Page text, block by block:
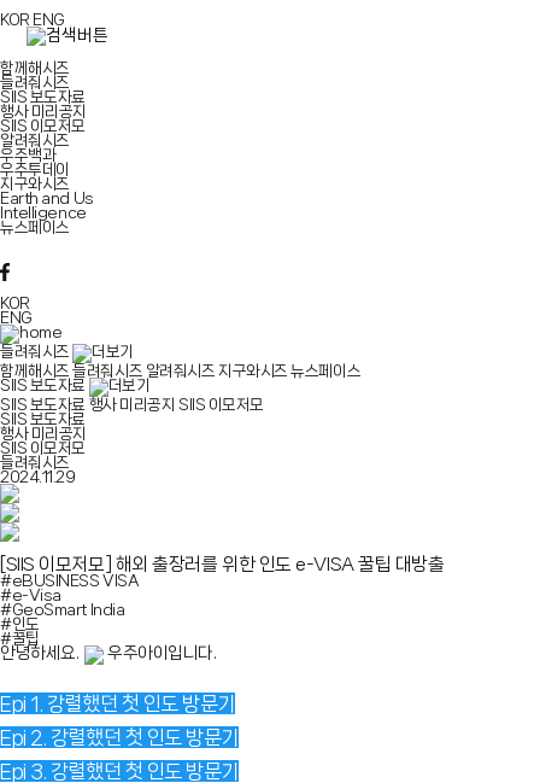
KOR ENG
함께해시즈
들려줘시즈
SIIS 보도자료
행사 미리공지
SIIS 이모저모
알려줘시즈
우주백과
우주투데이
지구와시즈
Earth and Us
Intelligence
뉴스페이스
KOR
ENG
들려줘시즈
함께해시즈 들려줘시즈 알려줘시즈 지구와시즈 뉴스페이스
SIIS 보도자료
SIIS 보도자료 행사 미리공지 SIIS 이모저모
SIIS 보도자료
행사 미리공지
SIIS 이모저모
들려줘시즈
2024.11.29
[SIIS 이모저모] 해외 출장러를 위한 인도 e-VISA 꿀팁 대방출
#eBUSINESS VISA
#e-Visa
#GeoSmart India
#인도
#꿀팁
안녕하세요.
우주아이입니다.
Epi 1. 강렬했던 첫 인도 방문기
Epi 2. 강렬했던 첫 인도 방문기
Epi 3. 강렬했던 첫 인도 방문기